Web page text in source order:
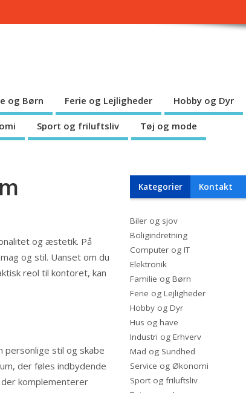
og Børn Ferie og Lejligheder Hobby og Dyr
Sport og friluftsliv Tøj og mode
og æstetik. På
og stil. Uanset om du
reol til kontoret, kan
personlige stil og skabe
der føles indbydende
komplementerer
Kategorier Kontakt
Biler og sjov
Boligindretning
Computer og IT
Elektronik
Familie og Børn
Ferie og Lejligheder
Hobby og Dyr
Hus og have
Industri og Erhverv
Mad og Sundhed
Service og Økonomi
Sport og friluftsliv